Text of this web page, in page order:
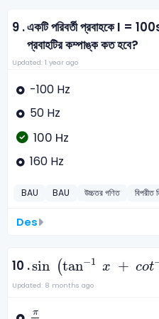
9 .একটি পরিবর্তী প্রবাহকে I =
প্রবাহটির কম্পাঙ্ক কত হবে?
Updated: 1 year ago
-100 Hz
50 Hz
100 Hz
160 Hz
BAU BAU উচ্চতর গণিত
Des
10 .sin (tan−1 x + cot
sin (tan- + t-
Updated: 8 months ago
π
π